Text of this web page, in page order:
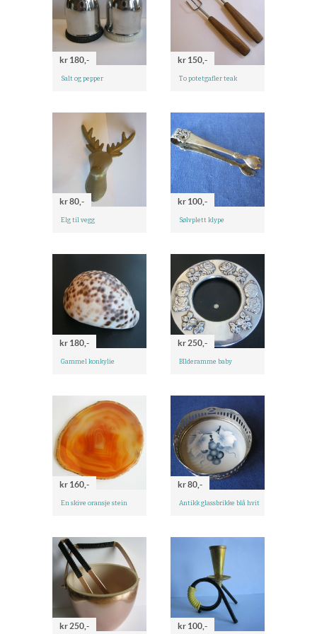
kr 180,-
Salt og pepper
kr 150,-
To potetgafler teak
kr 80,-
Elg til vegg
kr 100,-
Sølvplett klype
kr 180,-
Gammel konkylie
kr 250,-
BIlderamme baby
kr 160,-
En skive oransje stein
kr 80,-
Antikk glassbrikke blå hvit
kr 250,- kr 100,-